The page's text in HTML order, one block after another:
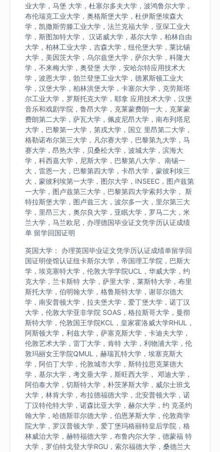
业大学，马堡 大学，杜塞尔多夫大学，波鸿鲁尔大学，
布伦瑞克工业大学，奥格斯堡大学，杜伊斯堡埃森大
学，凯撒斯劳滕工业大学，法兰克福大学，亚琛工业大
学，斯图加特大学， 汉诺威大学，基尔大学，柏林自由
大学，柏林工业大学，吉森大学，纽伦堡大学，莱比锡
大学，美因茨大学，乌尔兹堡大学，萨尔大学，科隆大
学，不来梅大学，奥登堡 大学，安哈尔特应用技术大
学，波恩大学，勃兰登堡工业大学，德累斯顿工业大
学，汉堡大学，柏林洪堡大学，卡塞尔大学，克劳斯塔
尔工业大学，罗斯托克大学，耶拿 应用技术大学，汉堡
音乐和戏剧学院，鲁昂大学，克莱蒙费朗一大，克莱蒙
费朗第二大学，萨瓦大学，佩皮尼昂大学，南布列塔尼
大学，巴黎第一大学，第戎大学，国立 里昂第二大学，
格勒诺布尔第三大学，凡尔赛大学，巴黎第九大学，马
赛大学，昂热大学，贝桑松大学，波城大学，滨海大
学，科西嘉大学，尼斯大学，巴黎第八大学， 南锡一
大，雷恩一大，巴黎第四大学，卡昂大学，蒙彼利埃三
大，蒙彼利埃第一大学，图尔大学，INSEEC，图卢兹第
一大学，图卢兹第三大学，巴黎第四大学索邦大学， 斯
特拉斯堡大学，图卢兹三大，波尔多一大，里尔第三大
学，里昂三大，奥尔良大学，亚眠大学，罗马二大，米
兰大学，马兰欧尼，办理德国毕业证文凭学历认证成绩
单 留学回国证明
英国大学： 办理英国毕业证文凭学历认证成绩单留学回
国证明使馆认证纽卡斯尔大学，帝国理工学院，巴斯大
学，埃克塞特大学，伦敦大学学院UCL，华威大学，约
克大学，兰卡斯特 大学，萨里大学，莱斯特大学，布里
斯托大学，伯明翰大学，格鲁斯特大学，谢菲尔德大
学，南安普顿大学，拉夫堡大学，爱丁堡大学，诺丁汉
大学，伦敦大学亚非学院 SOAS，格拉斯哥大学，曼彻
斯特大学，伦敦国王学院KCL，皇家霍洛威大学RHUL，
阿斯顿大学，利兹大学，萨塞克斯大学，卡迪夫大学，
伦敦艺术大学，雷丁大学，肯特 大学，利物浦大学，伦
敦玛丽女王学院QMUL，赫瑞瓦特大学，埃塞克斯大
学，阿伯丁大学，伦敦城市大学，斯特拉思克莱德大
学，基尔大学，考文垂大学，斯旺西大学， 邓迪大学，
阿伯泰大学，切斯特大学，朴茨茅斯大学，威尔士班戈
大学，林肯大学，布拉德福德大学，北安普顿大学，诺
丁汉特伦特大学，诺森比亚大学，赫尔大学，约 克圣约
翰大学，哈德斯菲尔德大学，伯恩茅斯大学，伦敦商学
院大学，罗汉普顿大学，爱丁堡玛格丽特皇后学院，格
林威治大学，赫特福德大学，布鲁内尔大学，德蒙福 特
大学，罗伯特戈登大学RGU，索尔福德大学，桑德兰大